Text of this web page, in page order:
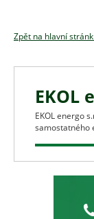
Zpět na hlavní
EKOL
EKOL energo
samostatného